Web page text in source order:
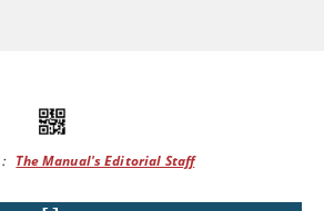
The Manual's Editorial Staff